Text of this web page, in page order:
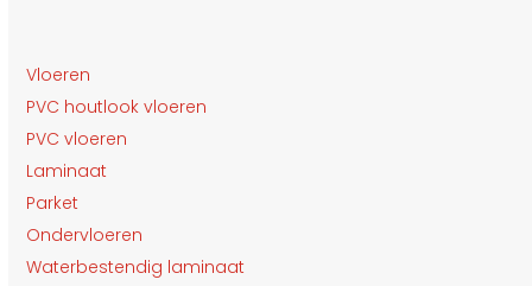
Vloeren
PVC houtlook vloeren
PVC vloeren
Laminaat
Parket
Ondervloeren
Waterbestendig laminaat